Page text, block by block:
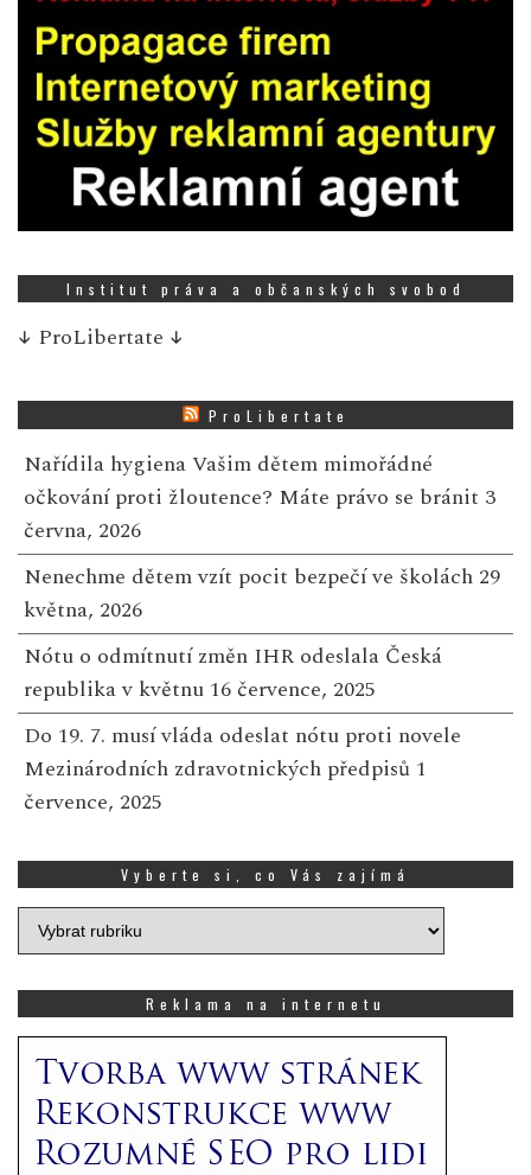
Institut práva a občanských svobod
↓ ProLibertate ↓
ProLibertate
Nařídila hygiena Vašim dětem mimořádné
očkování proti žloutence? Máte právo se bránit 3
června, 2026
Nenechme dětem vzít pocit bezpečí ve školách 29
května, 2026
Nótu o odmítnutí změn IHR odeslala Česká
republika v květnu 16 července, 2025
Do 19. 7. musí vláda odeslat nótu proti novele
Mezinárodních zdravotnických předpisů 1
července, 2025
Vyberte si, co Vás zajímá
Vyberte
si,
zajímá
Reklama na internetu